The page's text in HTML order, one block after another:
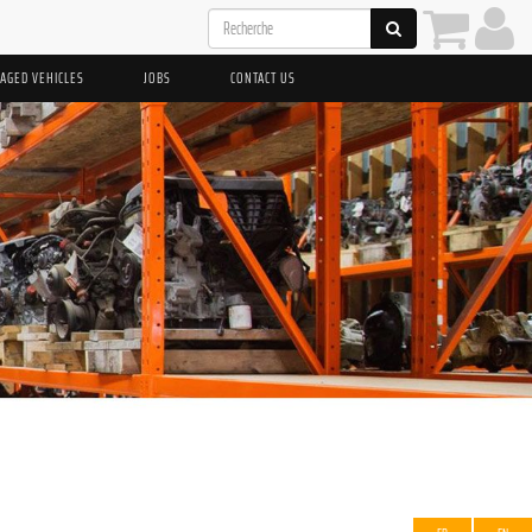
VEHICLES JOBS CONTACT US